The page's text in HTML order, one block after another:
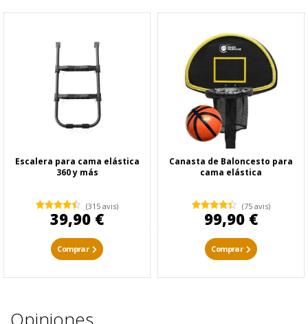
Escalera para cama elástica
360 y más
(315 avis)
39,90 €
Comprar
Canasta de Baloncesto para
cama elástica
(75 avis)
99,90 €
Comprar